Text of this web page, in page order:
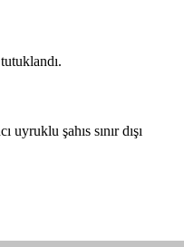
şahıs sınır dışı